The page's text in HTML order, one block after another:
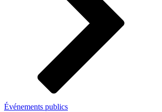
Événements publics